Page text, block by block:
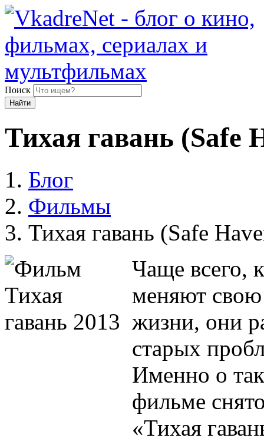
Поиск
Найти
Тихая гавань (Safe
Блог
Фильмы
Тихая гавань (Safe
Чаще всего,
меняют свою
жизни, они
старых
Именно о
фильме
«Тихая